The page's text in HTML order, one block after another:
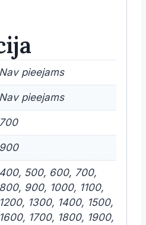
Nav pieejams
Nav pieejams
700
900
400, 500, 600, 700,
800, 900, 1000, 1100,
1200, 1300, 1400, 1500,
1600, 1700, 1800, 1900,